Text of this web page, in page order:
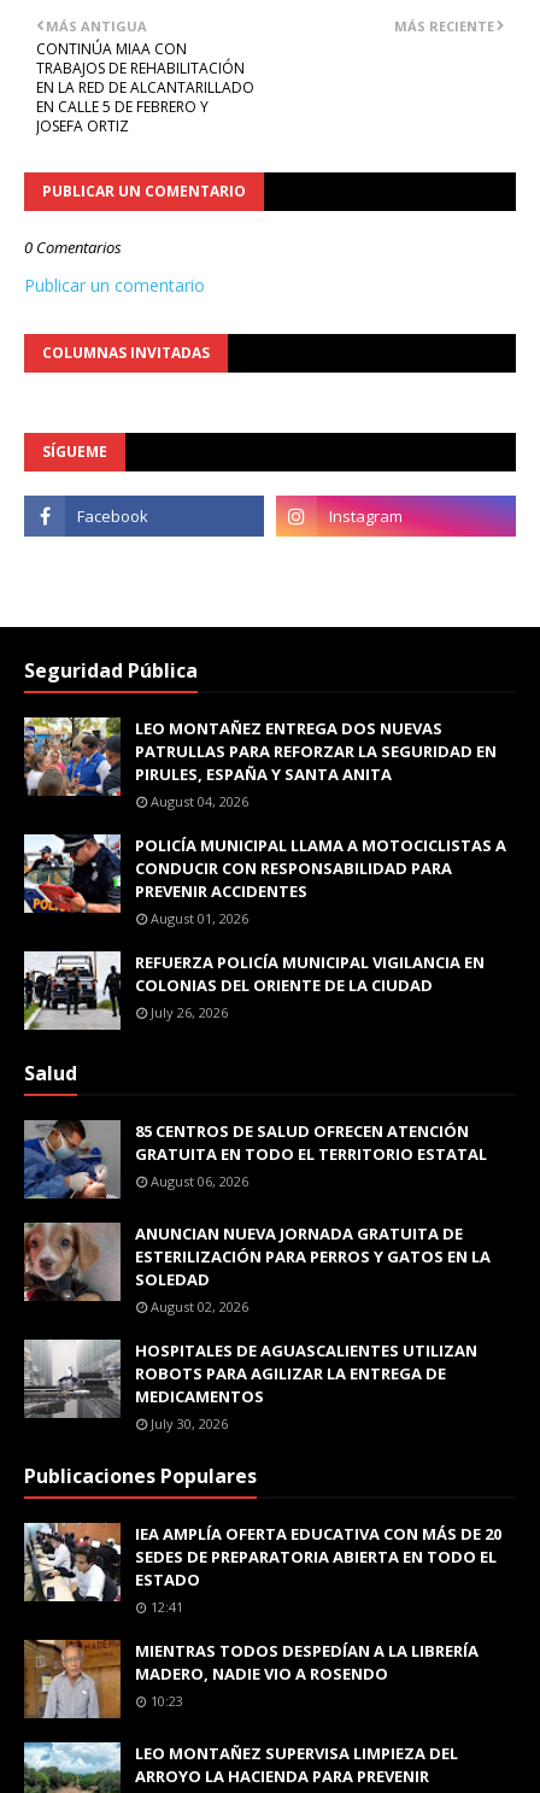
MÁS RECIENTE
MÁS ANTIGUA
CONTINÚA MIAA CON
TRABAJOS DE REHABILITACIÓN
EN LA RED DE ALCANTARILLADO
EN CALLE 5 DE FEBRERO Y
JOSEFA ORTIZ
PUBLICAR UN COMENTARIO
0 Comentarios
Publicar un comentario
COLUMNAS INVITADAS
SÍGUEME
Seguridad Pública
LEO MONTAÑEZ ENTREGA DOS NUEVAS
PATRULLAS PARA REFORZAR LA SEGURIDAD EN
PIRULES, ESPAÑA Y SANTA ANITA
August 04, 2026
POLICÍA MUNICIPAL LLAMA A MOTOCICLISTAS A
CONDUCIR CON RESPONSABILIDAD PARA
PREVENIR ACCIDENTES
August 01, 2026
REFUERZA POLICÍA MUNICIPAL VIGILANCIA EN
COLONIAS DEL ORIENTE DE LA CIUDAD
July 26, 2026
Salud
85 CENTROS DE SALUD OFRECEN ATENCIÓN
GRATUITA EN TODO EL TERRITORIO ESTATAL
August 06, 2026
ANUNCIAN NUEVA JORNADA GRATUITA DE
ESTERILIZACIÓN PARA PERROS Y GATOS EN LA
SOLEDAD
August 02, 2026
HOSPITALES DE AGUASCALIENTES UTILIZAN
ROBOTS PARA AGILIZAR LA ENTREGA DE
MEDICAMENTOS
July 30, 2026
Publicaciones Populares
IEA AMPLÍA OFERTA EDUCATIVA CON MÁS DE 20
SEDES DE PREPARATORIA ABIERTA EN TODO EL
ESTADO
12:41
MIENTRAS TODOS DESPEDÍAN A LA LIBRERÍA
MADERO, NADIE VIO A ROSENDO
10:23
LEO MONTAÑEZ SUPERVISA LIMPIEZA DEL
ARROYO LA HACIENDA PARA PREVENIR